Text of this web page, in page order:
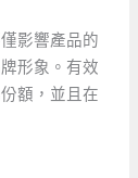
影響產品的
形象。有效
額，並且在